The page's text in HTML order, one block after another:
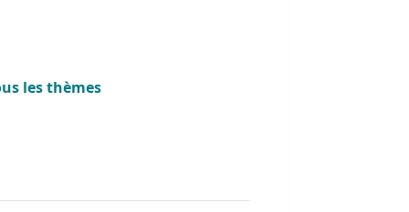
les thèmes